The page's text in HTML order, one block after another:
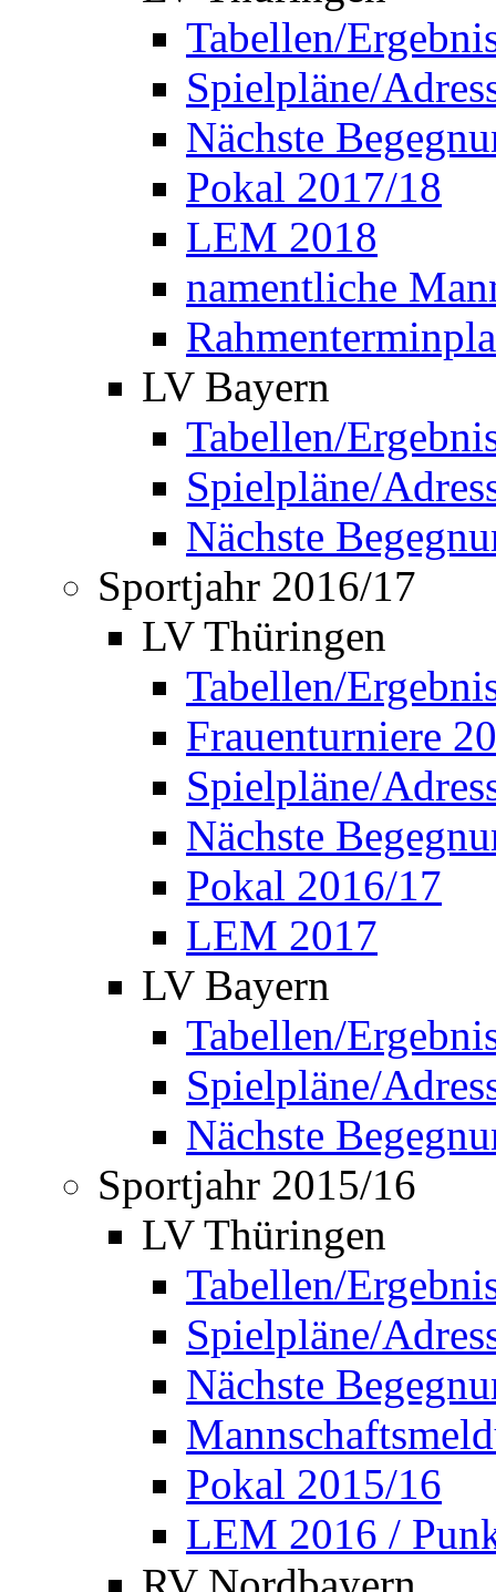
Tabellen/
Spielpläne/
Nächste
Pokal 2017/18
LEM 2018
namentliche
LV Bayern
Tabellen/
Spielpläne/
Nächste
Sportjahr 2016/17
LV Thüringen
Tabellen/
Frauenturniere
Spielpläne/
Nächste
Pokal 2016/17
LEM 2017
LV Bayern
Tabellen/
Spielpläne/
Nächste
Sportjahr 2015/16
LV Thüringen
Tabellen/
Spielpläne/
Nächste
Pokal 2015/16
LEM 2016 /